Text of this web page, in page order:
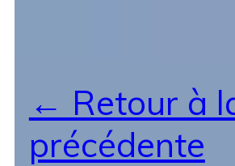
← Retour à
précédente